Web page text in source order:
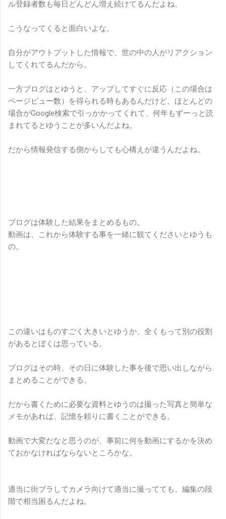
ル登録者数も毎日どんどん増え続けてるんだよね。
こうなってくると面白いよな。
自分がアウトプットした情報で、世の中の人がリアクション
してくれてるんだから。
一方ブログはとゆうと、アップしてすぐに反応（この場合は
ページビュー数）を得られる時もあるんだけど、ほとんどの
場合がGoogle検索で引っかかってくれて、何年もずーっと読
まれてるとゆうことが多いんだよね。
だから情報発信する側からしても心構えが違うんだよね。
ブログは体験した結果をまとめるもの。
動画は、これから体験する事を一緒に観てくださいとゆうも
の。
この違いはものすごく大きいとゆうか、全くもって別の役割
があるとぼくは思っている。
ブログはその時、その日に体験した事を後で思い出しながら
まとめることができる。
だから書くために必要な資料とゆうのは撮った写真と簡単な
メモがあれば、記憶を頼りに書くことができる。
動画で大変だなと思うのが、事前に何を動画にするかを決め
ておかなければならないところかな。
適当に街ブラしてカメラ向けて適当に撮ってても、編集の段
階で相当困るんだよね。